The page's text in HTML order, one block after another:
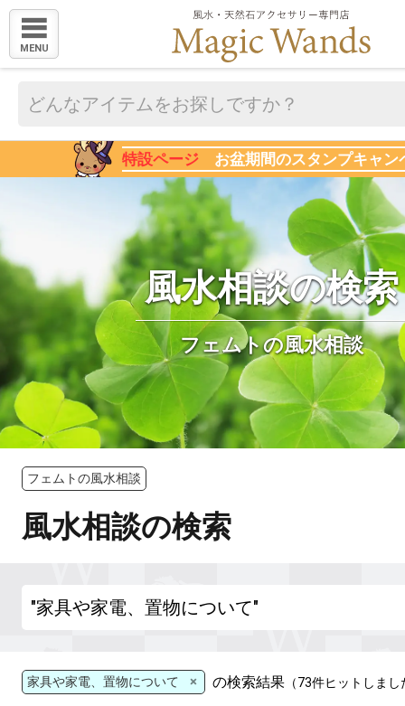
MENU
特設ページ お盆期間のスタンプキャン
風水相談の検索
フェムトの風水相談
フェムトの風水相談
風水相談の検索
家具や家電、置物について × の検索結果 （73件ヒットしま